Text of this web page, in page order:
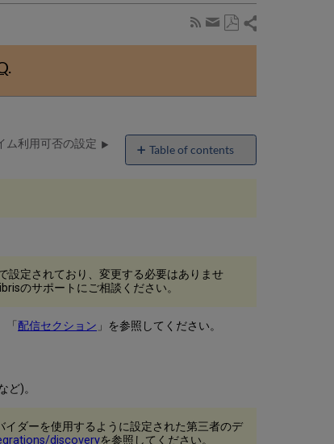
Subscribe
by
Share
page Share
.
Table of contents
Primo
の
ー
の
ム利用可否の設定
設定されており、変更する必要はありませ
のサポートにご相談ください。
「 配信セクション 」を参照してください。
ど)。
ダーを使用するように設定された第三者のデ
discoveryを参照してください。